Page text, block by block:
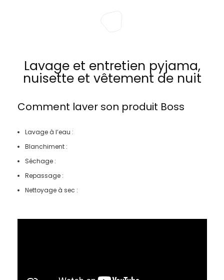
Lavage et entretien pyjama,
nuisette et vêtement de nuit
Comment laver son produit Boss
Lavage à l’eau :
Blanchiment :
Séchage :
Repassage :
Nettoyage à sec :